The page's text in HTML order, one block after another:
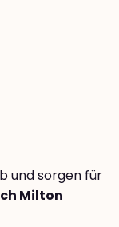
und sorgen für
Milton